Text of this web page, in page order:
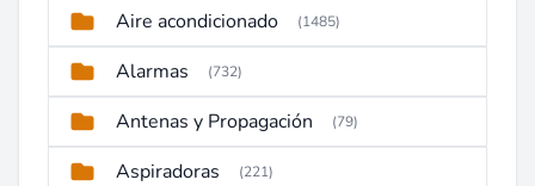
Aire acondicionado (1485)
Alarmas (732)
Antenas y Propagación (79)
Aspiradoras (221)